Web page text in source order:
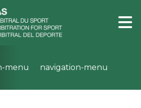
menu navigation-menu